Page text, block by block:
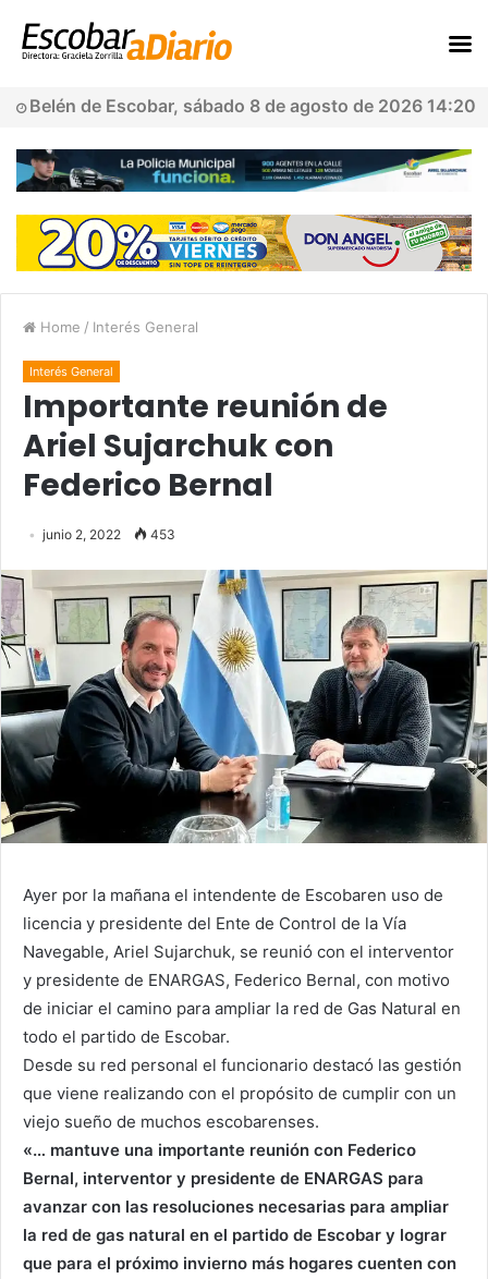
Belén de Escobar, sábado 8 de agosto de 2026 14:20
Home / Interés General
Interés General
Importante reunión de
Ariel Sujarchuk con
Federico Bernal
junio 2, 2022 453
Ayer por la mañana el intendente de Escobaren uso de
licencia y presidente del Ente de Control de la Vía
Navegable, Ariel Sujarchuk, se reunió con el interventor
y presidente de ENARGAS, Federico Bernal, con motivo
de iniciar el camino para ampliar la red de Gas Natural en
todo el partido de Escobar.
Desde su red personal el funcionario destacó las gestión
que viene realizando con el propósito de cumplir con un
viejo sueño de muchos escobarenses.
«… mantuve una importante reunión con Federico
Bernal, interventor y presidente de ENARGAS para
avanzar con las resoluciones necesarias para ampliar
la red de gas natural en el partido de Escobar y lograr
que para el próximo invierno más hogares cuenten con